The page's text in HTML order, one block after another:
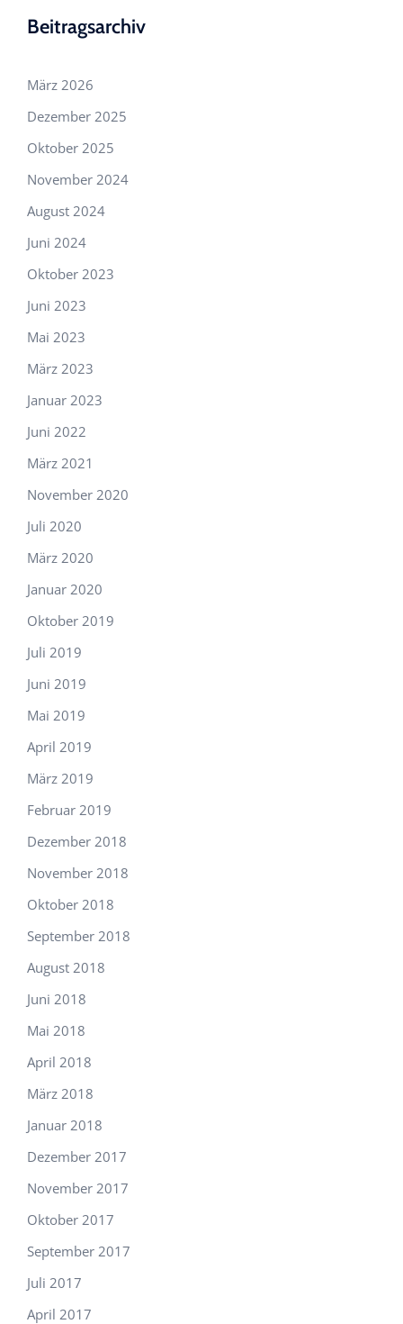
Beitragsarchiv
März 2026
Dezember 2025
Oktober 2025
November 2024
August 2024
Juni 2024
Oktober 2023
Juni 2023
Mai 2023
März 2023
Januar 2023
Juni 2022
März 2021
November 2020
Juli 2020
März 2020
Januar 2020
Oktober 2019
Juli 2019
Juni 2019
Mai 2019
April 2019
März 2019
Februar 2019
Dezember 2018
November 2018
Oktober 2018
September 2018
August 2018
Juni 2018
Mai 2018
April 2018
März 2018
Januar 2018
Dezember 2017
November 2017
Oktober 2017
September 2017
Juli 2017
April 2017